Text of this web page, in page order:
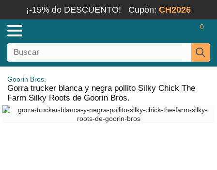
¡-15% de DESCUENTO! Cupón: CH2026
0
Goorin Bros.
Gorra trucker blanca y negra pollito Silky Chick The
Farm Silky Roots de Goorin Bros.